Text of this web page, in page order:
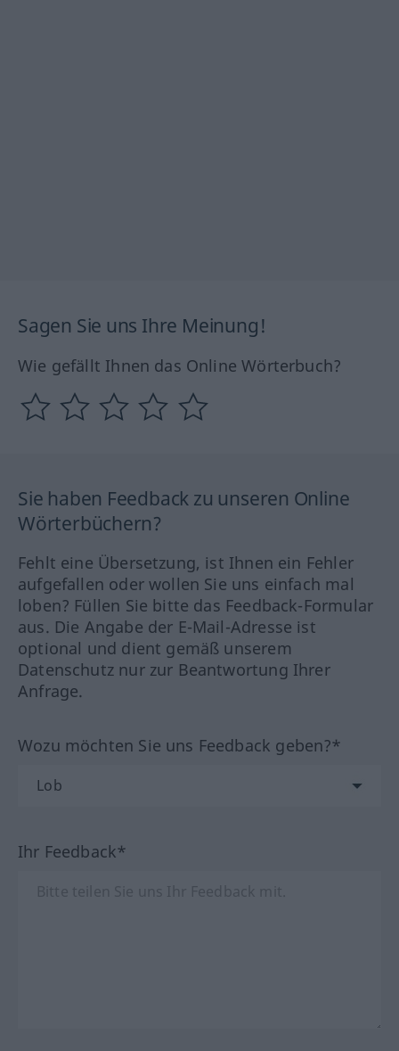
Sagen Sie uns Ihre Meinung!
Wie gefällt Ihnen das Online Wörterbuch?
Sie haben Feedback zu unseren Online
Wörterbüchern?
Fehlt eine Übersetzung, ist Ihnen ein Fehler
aufgefallen oder wollen Sie uns einfach mal
loben? Füllen Sie bitte das Feedback-Formular
aus. Die Angabe der E-Mail-Adresse ist
optional und dient gemäß unserem
Datenschutz nur zur Beantwortung Ihrer
Anfrage.
Wozu möchten Sie uns Feedback geben?*
Ihr Feedback*